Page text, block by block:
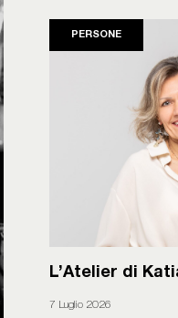
PERSONE
L’Atelier di
7 Luglio 2026